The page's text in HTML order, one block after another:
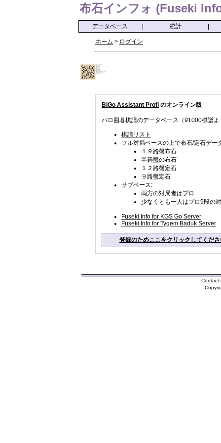
布石インフォ (Fuseki
データベース 統計
ホーム > ログイン
BiGo Assistant Profi のオンライン版
パロ囲碁棋譜のデータベース（91000棋譜よ
棋譜リスト
フル対局ベースの上で布石/定石デー
１９路盤布石
半碁盤の布石
１２路盤定石
９路盤定石
サブベース:
両方の対局者はプロ
少なくとも一人はプロ9段の
Fuseki.Info for KGS Go Server
Fuseki.Info for Tygem Baduk Server
登録のためここをクリックしてくだ
Contact